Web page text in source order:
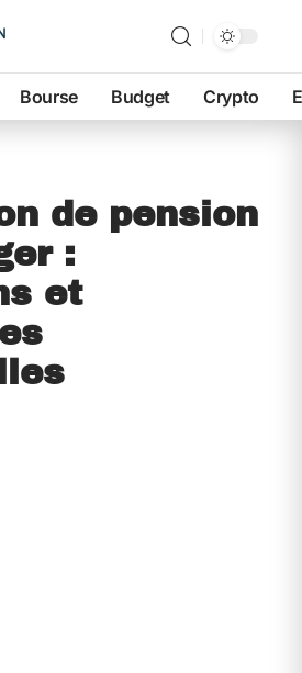
Bourse Budget Crypto
de pension
:
et